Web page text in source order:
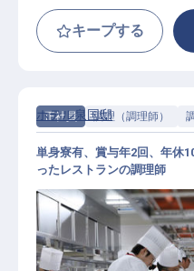
キープする
正社員 調理（調理師）
ホテル泉国邸
単身寮有、賞与年2回、年休
ったレストランの調理師